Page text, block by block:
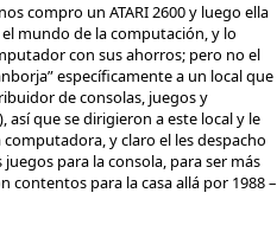
compro un ATARI 2600 y luego ella
mundo de la computación, y lo
con sus ahorros; pero no el
específicamente a un local que
de consolas, juegos y
así que se dirigieron a este local y le
y claro el les despacho
para la consola, para ser más
contentos para la casa allá por 1988 –